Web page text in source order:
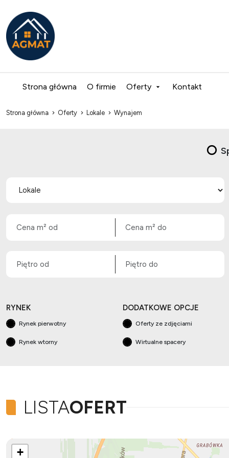
Strona główna O firmie Oferty Kontakt
Strona główna Oferty Lokale Wynajem
RYNEK
Rynek pierwotny
Rynek wtorny
DODATKOWE OPCJE
Oferty ze zdjęciami
Wirtualne spacery
LISTAOFERT
+